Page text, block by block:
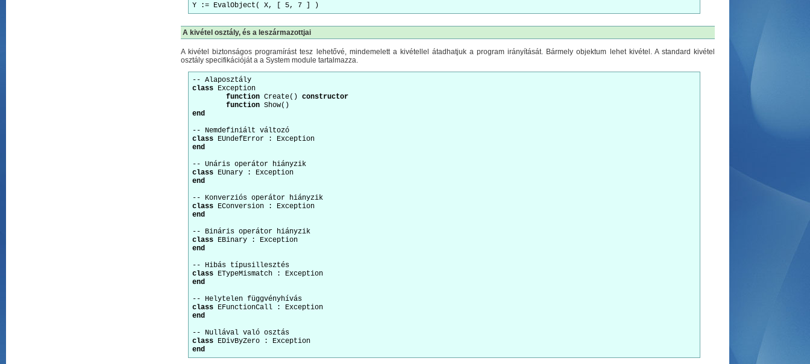
Y := EvalObject( X, [ 5, 7 ] )
A kivétel osztály, és a leszármazottjai
A kivétel biztonságos programírást tesz lehetővé, mindemelett a kivétellel átadhatjuk a program irányítását. Bármely objektum lehet kivétel. A standard kivétel
osztály specifikációját a a System module tartalmazza.
class Exception
function Create() constructor
function
end
class
end
class
end
class
end
class
end
class
end
class
end
class
end